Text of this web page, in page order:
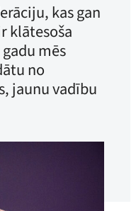
kas gan
klātesoša
mēs
no
jaunu vadību